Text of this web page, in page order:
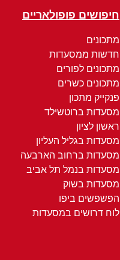
חיפושים פופולאריים
מתכונים
חדשות ממסעדות
מתכונים לפורים
מתכונים כשרים
פנקייק מתכון
מסעדות ברוטשילד
ראשון לציון
מסעדות בגליל העליון
מסעדות ברחוב הארבעה
מסעדות בנמל תל אביב
מסעדות בשוק
הפשפשים ביפו
לוח דרושים במסעדות